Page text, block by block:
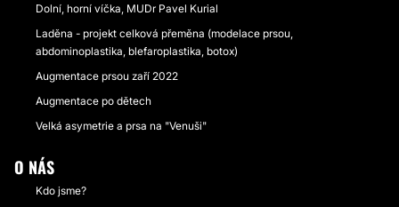
Dolní, horní víčka, MUDr Pavel Kurial
Laděna - projekt celková přeměna (modelace prsou,
abdominoplastika, blefaroplastika, botox)
Augmentace prsou zaří 2022
Augmentace po dětech
Velká asymetrie a prsa na "Venuši"
O NÁS
Kdo jsme?